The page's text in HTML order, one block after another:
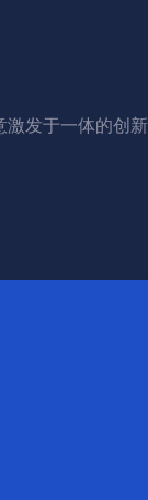
激发于一体的创新